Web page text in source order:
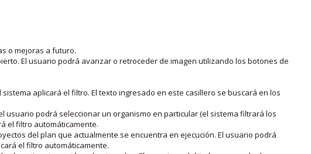
o mejoras a futuro.
El usuario podrá avanzar o retroceder de imagen utilizando los botones de
aplicará el filtro. El texto ingresado en este casillero se buscará en los
usuario podrá seleccionar un organismo en particular (el sistema filtrará los
el filtro automáticamente.
del plan que actualmente se encuentra en ejecución. El usuario podrá
el filtro automáticamente.